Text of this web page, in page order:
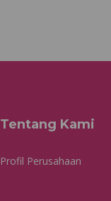
Tentang Kami
Profil Perusahaan